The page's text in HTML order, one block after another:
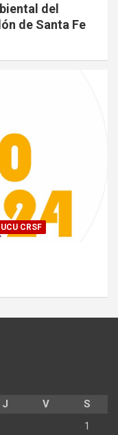
del
de Santa Fe
CRSF
J V S
1